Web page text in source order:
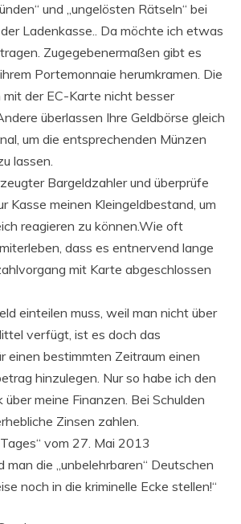
und „ungelösten Rätseln“ bei
Ladenkasse.. Da möchte ich etwas
Zugegebenermaßen gibt es
Portemonnaie herumkramen. Die
der EC-Karte nicht besser
überlassen Ihre Geldbörse gleich
um die entsprechenden Münzen
lassen.
Bargeldzahler und überprüfe
Kasse meinen Kleingeldbestand, um
reagieren zu können.Wie oft
dass es entnervend lange
mit Karte abgeschlossen
einteilen muss, weil man nicht über
verfügt, ist es doch das
einen bestimmten Zeitraum einen
hinzulegen. Nur so habe ich den
über meine Finanzen. Bei Schulden
Zinsen zahlen.
vom 27. Mai 2013
die „unbelehrbaren“ Deutschen
noch in die kriminelle Ecke stellen!“